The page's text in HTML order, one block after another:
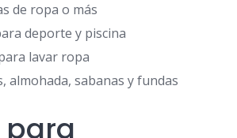
de ropa o más
deporte y piscina
lavar ropa
almohada, sabanas y fundas
para